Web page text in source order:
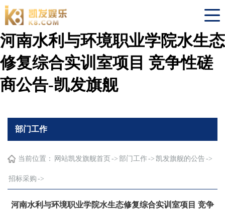
河南水利与环境职业学院水生态
修复综合实训室项目 竞争性磋
商公告-凯发旗舰
部门工作
当前位置： 网站凯发旗舰首页 -> 部门工作-> 凯发旗舰的公告->
招标采购 ->
河南水利与环境职业学院水生态修复综合实训室项目 竞争